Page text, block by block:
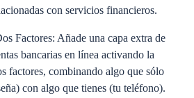
con servicios financieros.
Factores: Añade una capa extra de
bancarias en línea activando la
factores, combinando algo que sólo
con algo que tienes (tu teléfono).